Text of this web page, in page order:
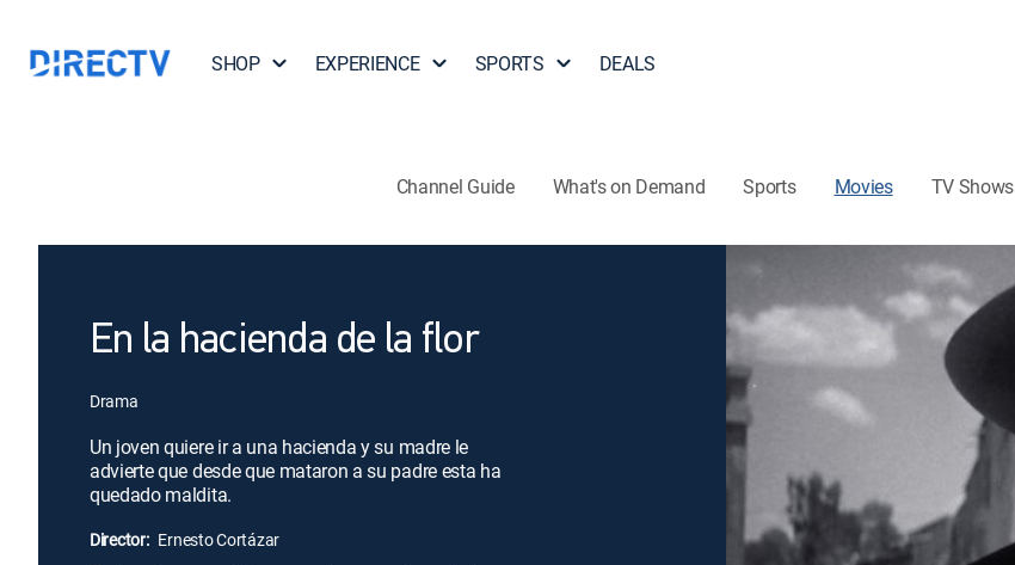
SHOP EXPERIENCE SPORTS DEALS
Channel Guide What's on Demand Sports Movies TV Shows
En la hacienda de la flor
Drama
Un joven quiere ir a una hacienda y su madre le
advierte que desde que mataron a su padre esta ha
quedado maldita.
Director: Ernesto Cortázar